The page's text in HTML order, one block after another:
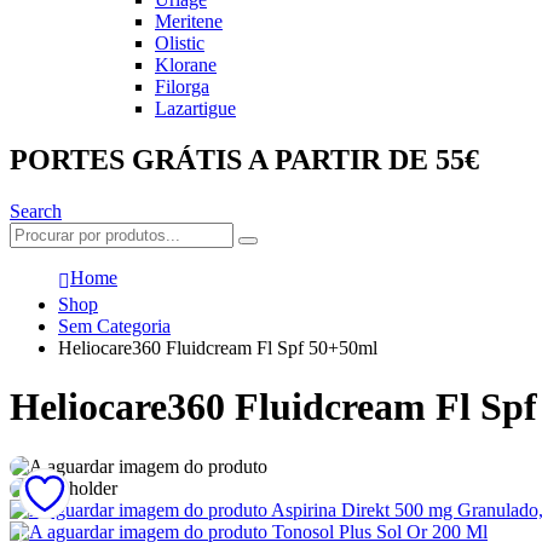
Meritene
Olistic
Klorane
Filorga
Lazartigue
PORTES GRÁTIS A PARTIR DE 55€
Search
Home
Shop
Sem Categoria
Heliocare360 Fluidcream Fl Spf 50+50ml
Heliocare360 Fluidcream Fl
Aspirina Direkt 500 mg
Tonosol Plus Sol Or 200 Ml